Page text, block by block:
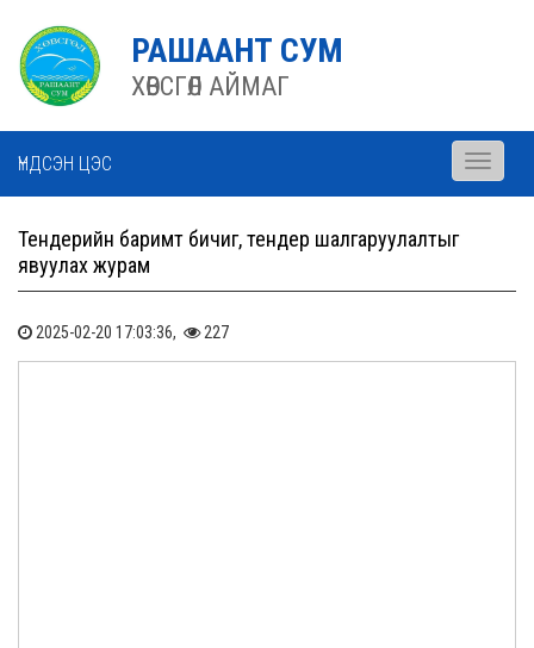
РАШААНТ СУМ
ХӨВСГӨЛ АЙМАГ
ҮНДСЭН ЦЭС
Toggle
Тендерийн баримт бичиг, тендер шалгаруулалтыг
явуулах журам
2025-02-20 17:03:36, 227